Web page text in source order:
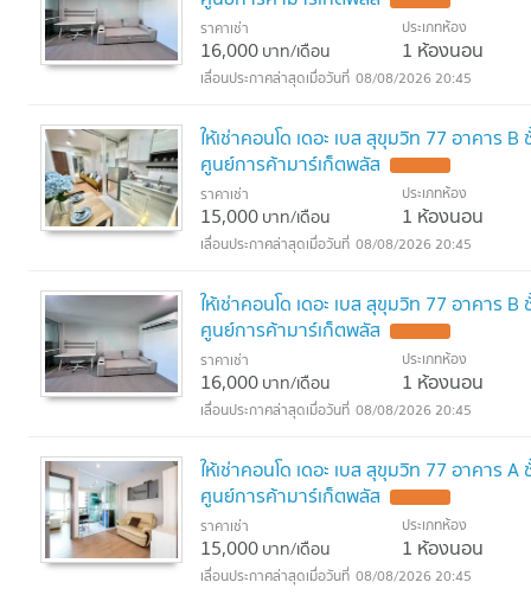
ราคาเช่า
16,000บาท/เดือน
ประเภทห้อง
1 ห้องนอน
08/08/2026 20:45
ให้เช่าคอนโด เดอะ เบส สุขุมวิท 77 อาคาร
ศูนย์การค้ามาร์เก็ตพลัส
ราคาเช่า
15,000บาท/เดือน
ประเภทห้อง
1 ห้องนอน
08/08/2026 20:45
ให้เช่าคอนโด เดอะ เบส สุขุมวิท 77 อาคาร
ศูนย์การค้ามาร์เก็ตพลัส
ราคาเช่า
16,000บาท/เดือน
ประเภทห้อง
1 ห้องนอน
08/08/2026 20:45
ให้เช่าคอนโด เดอะ เบส สุขุมวิท 77 อาคาร
ศูนย์การค้ามาร์เก็ตพลัส
ราคาเช่า
15,000บาท/เดือน
ประเภทห้อง
1 ห้องนอน
08/08/2026 20:45